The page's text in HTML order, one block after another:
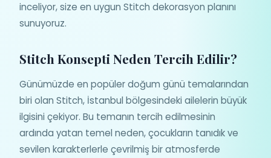
inceliyor, size en uygun Stitch dekorasyon planını
sunuyoruz.
Stitch Konsepti Neden Tercih Edilir?
Günümüzde en popüler doğum günü temalarından
biri olan Stitch, İstanbul bölgesindeki ailelerin büyük
ilgisini çekiyor. Bu temanın tercih edilmesinin
ardında yatan temel neden, çocukların tanıdık ve
sevilen karakterlerle çevrilmiş bir atmosferde